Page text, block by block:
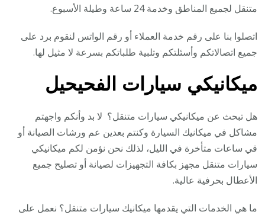
متنقل لجميع المناطق وخدمة 24 ساعة وطيلة الأسبوع.
اتصلوا بنا على رقم خدمة العملاء أو رقم الواتس لنقوم برد على
جميع اتصالاتكم وأسئلتكم وتلبية طلباتكم بسرعة لا مثيل لها.
ميكانيكي سيارات الفحيحيل
هل تبحث عن ميكانيكي سيارات متنقل؟ لا بد وأنكم واجهتم
مشاكل في ميكانيك السيارة وكنتم بعدين عم ورشات الصيانة أو
قي ساعات متأخرة في الليل، لذلك نحن نؤمن لكم ميكانيكي
سيارات متنقل مجهز بكافة التجهيزات لصيانة أو تصليح جميع
الأعطال بحرفية عالية.
ما هي الخدمات التي يقدمها ميكانيك سيارات متنقل؟ نعمل على